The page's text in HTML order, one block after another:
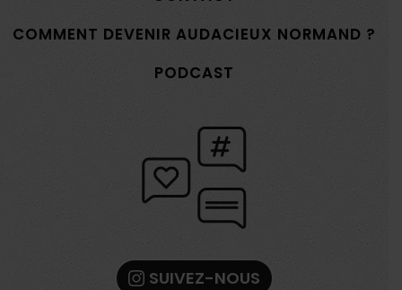
COMMENT DEVENIR AUDACIEUX NORMAND ?
PODCAST
SUIVEZ-NOUS